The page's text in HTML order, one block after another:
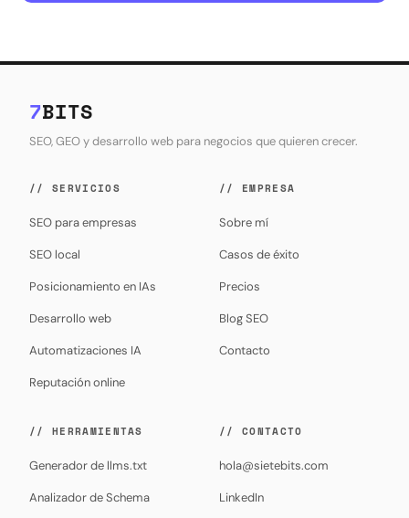
7BITS
SEO, GEO y desarrollo web para negocios que quieren crecer.
// SERVICIOS
SEO para empresas
SEO local
Posicionamiento en IAs
Desarrollo web
Automatizaciones IA
Reputación online
// EMPRESA
Sobre mí
Casos de éxito
Precios
Blog SEO
Contacto
// HERRAMIENTAS
Generador de llms.txt
Analizador de Schema
// CONTACTO
hola@sietebits.com
LinkedIn